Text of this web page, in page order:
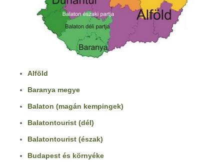
Alföld
Baranya megye
Balaton (magán kempingek)
Balatontourist (dél)
Balatontourist (észak)
Budapest és környéke